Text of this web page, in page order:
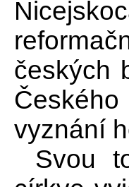
českých
vyznání
Svou